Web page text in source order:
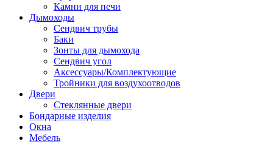
Камни для печи
Дымоходы
Сендвич трубы
Баки
Зонты для дымохода
Сендвич угол
Аксессуары/Комплектующие
Тройники для воздухоотводов
Двери
Стеклянные двери
Бондарные изделия
Окна
Мебель